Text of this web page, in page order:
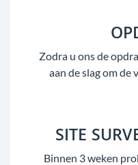
Zodra u ons de
aan de slag om de
SITE
Binnen 3 weken